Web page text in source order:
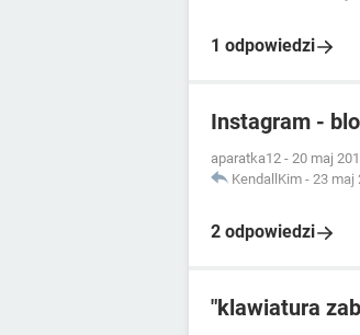
1 odpowiedzi
Instagram -
aparatka12 - 20 maj
KendallKim - 23 maj
2 odpowiedzi
"klawiatura